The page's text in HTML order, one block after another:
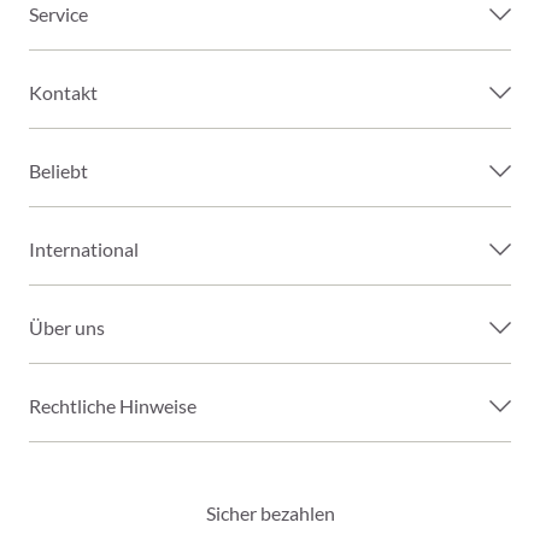
Service
Kontakt
Beliebt
International
Über uns
Rechtliche Hinweise
Sicher bezahlen